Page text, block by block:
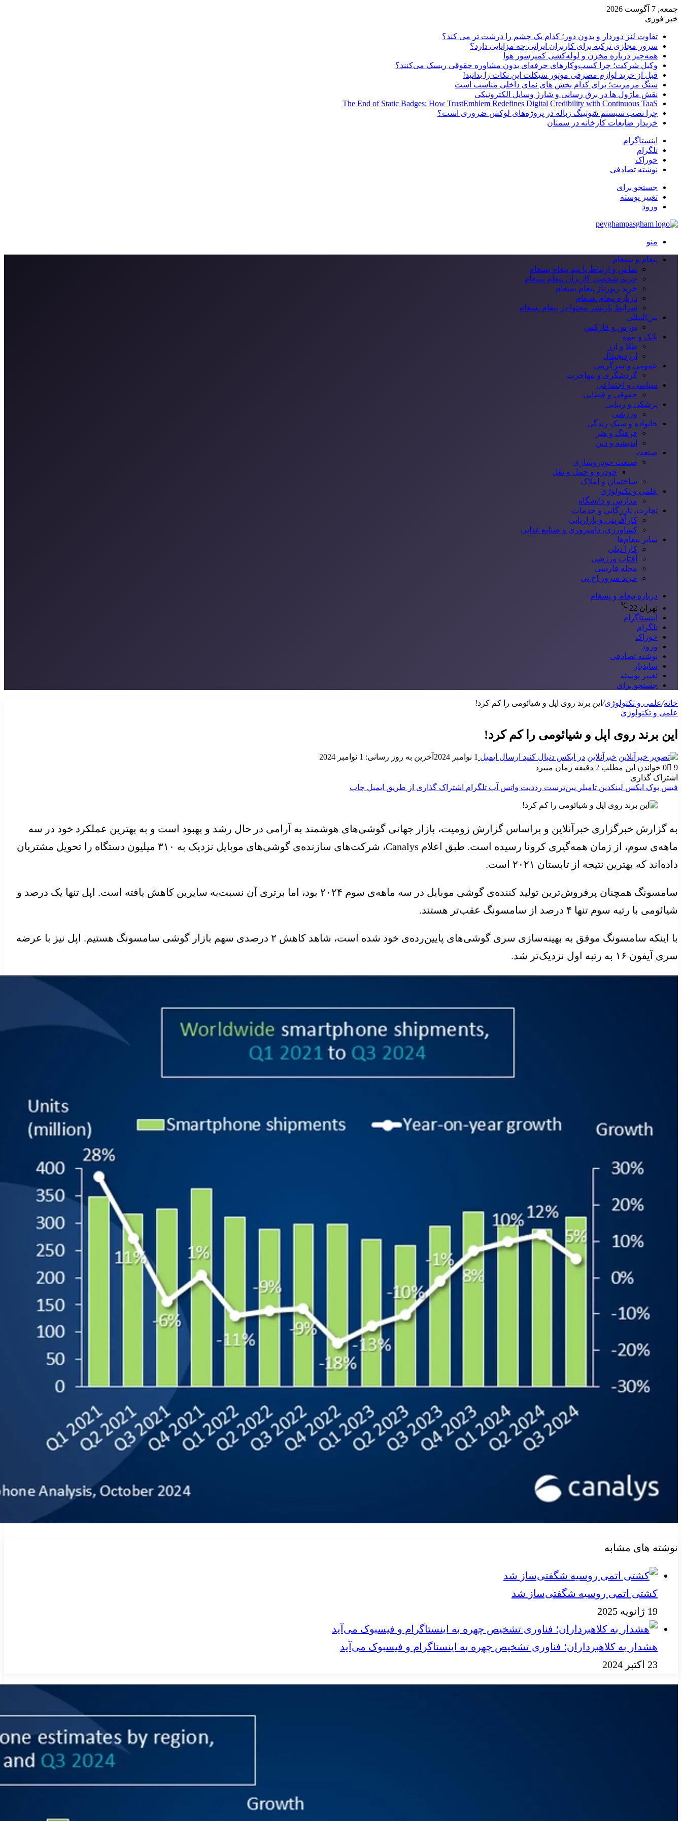
جمعه, 7 آگوست 2026
خبر فوری
تفاوت لنز دوردار و بدون دور؛ کدام یک چشم را درشت تر می کند؟
سرور مجازی ترکیه برای کاربران ایرانی چه مزایایی دارد؟
همه‌چیز درباره مخزن و لوله‌کشی کمپرسور هوا
وکیل شرکت؛ چرا کسب‌وکارهای حرفه‌ای بدون مشاوره حقوقی ریسک می‌کنند؟
قبل از خرید لوازم مصرفی موتور سیکلت این نکات را بدانید!
سنگ مرمریت؛ برای کدام بخش های نمای داخلی مناسب است
نقش ماژول ها در برق رسانی و شارژ وسایل الکترونیکی
The End of Static Badges: How TrustEmblem Redefines Digital Credibility with Continuous TaaS
چرا نصب سیستم شوتینگ زباله در پروژه‌های لوکس ضروری است؟
خریدار ضایعات کارخانه در سمنان
اینستاگرام
تلگرام
خوراک
نوشته تصادفی
جستجو برای
تغییر پوسته
ورود
منو
پیغام و پسغام
تماس و ارتباط با تیم پیغام پسغام
حریم شخصی کاربران پیغام پسغام
خرید رپورتاژ پیغام پسغام
درباره پیغام پسغام
شرایط بازنشر محتوا در پیغام پسغام
بین‌المللی
بورس و فارکس
بانک و بیمه
طلا و ارز
ارزدیجیتال
عمومی و سرگرمی
گردشگری و مهاجرت
سیاسی و اجتماعی
حقوقی و قضایی
پزشکی و زیبایی
ورزشی
خانواده و سبک زندگی
فرهنگ و هنر
اندیشه و دین
صنعت
صنعت خودروسازی
خودرو و حمل و نقل
ساختمان و املاک
علمی و تکنولوژی
مدارس و دانشگاه
تجارت، بازرگانی و خدمات
کارآفرینی و بازاریابی
کشاورزی، دامپروری و صنایع غذایی
سایر پیغام‌ها
کارا دیلی
آفتاب ورزشی
مجله فارسی
خرید سرور اچ پی
درباره پیغام و پسغام
تهران 22
℃
اینستاگرام
تلگرام
خوراک
ورود
نوشته تصادفی
سایدبار
تغییر پوسته
جستجو برای
خانه/علمی و تکنولوژی/ این برند روی اپل و شیائومی را کم کرد!
علمی و تکنولوژی
این برند روی اپل و شیائومی را کم کرد!
خبرآنلاین در ایکس دنبال کنید ارسال ایمیل 1 نوامبر 2024
آخرین به روز رسانی: 1 نوامبر 2024
0
9
خواندن این مطلب 2 دقیقه زمان میبرد
اشتراک گذاری
فیس بوک ایکس لینکدین ‫تامبلر ‫پین‌ترست ‫رددیت واتس آپ تلگرام اشتراک گذاری از طریق ایمیل چاپ
به گزارش خبرگزاری خبرآنلاین و براساس گزارش زومیت، بازار جهانی گوشی‌های هوشمند به آرامی در حال رشد و بهبود است و به بهترین عملکرد خود در سه
ماهه‌ی سوم، از زمان همه‌گیری کرونا رسیده است. طبق اعلام Canalys، شرکت‌های سازنده‌ی گوشی‌های موبایل نزدیک به ۳۱۰ میلیون دستگاه را تحویل مشتریان
داده‌اند که بهترین نتیجه از تابستان ۲۰۲۱ است.
سامسونگ همچنان پرفروش‌ترین تولید کننده‌ی گوشی موبایل در سه ماهه‌ی سوم ۲۰۲۴ بود، اما برتری آن نسبت‌به سایرین کاهش یافته است. اپل تنها یک درصد و
شیائومی با رتبه سوم تنها ۴ درصد از سامسونگ عقب‌تر هستند.
با اینکه سامسونگ موفق به بهینه‌سازی سری‌ گوشی‌های پایین‌رده‌ی خود شده است، شاهد کاهش ۲ درصدی سهم بازار گوشی سامسونگ هستیم. اپل نیز با عرضه
سری آیفون ۱۶ به رتبه اول نزدیک‌تر شد.
نوشته های مشابه
کشتی اتمی روسیه شگفتی‌ساز شد
19 ژانویه 2025
هشدار به کلاهبرداران؛ فناوری تشخیص چهره به اینستاگرام و فیسبوک می‌آید
23 اکتبر 2024